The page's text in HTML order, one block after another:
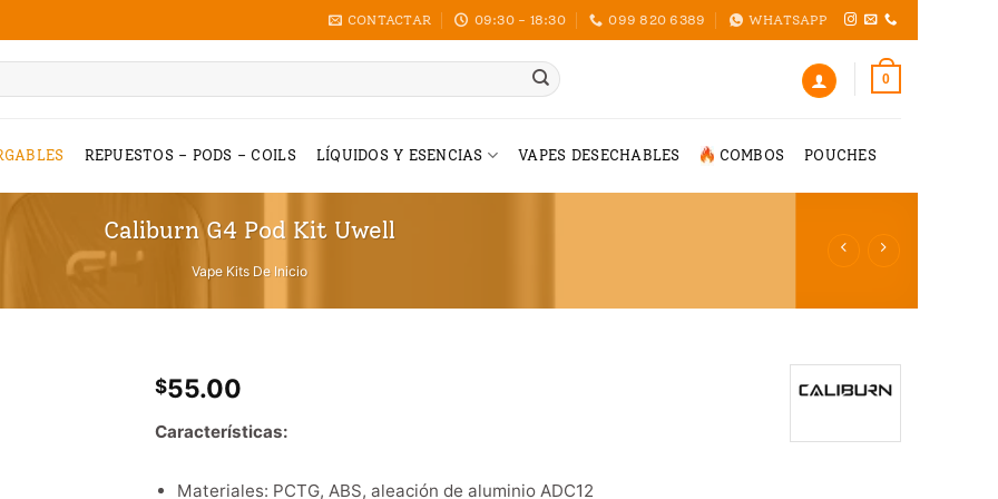
CONTACTAR 09:30 - 18:30 099 820 6389 WHATSAPP
0
REPUESTOS – PODS – COILS LÍQUIDOS Y ESENCIAS VAPES DESECHABLES COMBOS POUCHES
Caliburn G4 Pod Kit Uwell
Vape Kits De Inicio
$55.00
Características:
Materiales: PCTG, ABS, aleación de aluminio ADC12